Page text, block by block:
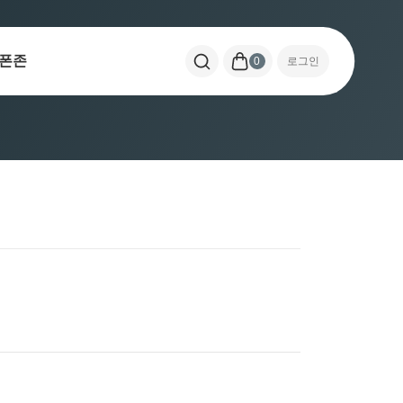
존 0 로그인